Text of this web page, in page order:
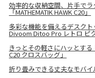
効率的な収納空間、片手で
「MATHEMATIK HAWK C20」
多彩な機能を備えるデスク
Divoom Ditoo Pro レトロ ピ
きっとその軽さにハッとする
C20 クロスバッグ」
折り畳みできる丈夫なモバ